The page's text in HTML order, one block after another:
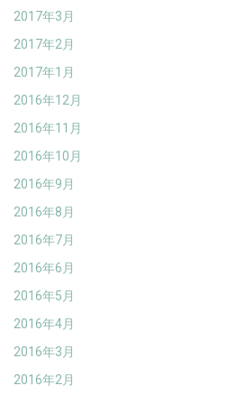
2017年3月
2017年2月
2017年1月
2016年12月
2016年11月
2016年10月
2016年9月
2016年8月
2016年7月
2016年6月
2016年5月
2016年4月
2016年3月
2016年2月